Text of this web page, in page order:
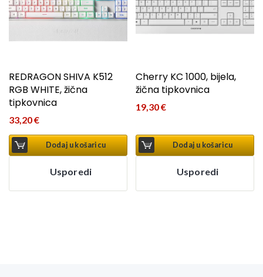
REDRAGON SHIVA K512
RGB WHITE, žična
tipkovnica
33,20€
Dodaj u košaricu
Usporedi
Cherry KC 1000, bijela,
žična tipkovnica
19,30€
Dodaj u košaricu
Usporedi